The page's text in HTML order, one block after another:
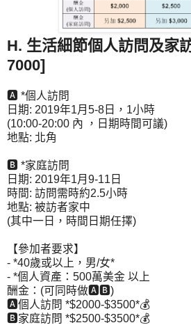
H. 生活細節個人訪問及家
7000]
🅰 *個人訪問
日期: 2019年1月5-8日，1小時
(10:00-20:00 內 ，日期時間可議)
地點: 北角
🅱 *家庭訪問
日期: 2019年1月9-11日
時間: 訪問需時約2.5小時
地點: 被訪者家中
(其中一日，時間日期任擇)
【參加者要求】
- *40歲或以上，男/女*
- *個人資產：500萬美金 以上
酬金：(可同時做🅰🅱)
🅰個人訪問 *$2000-$3500*💰
🅱家庭訪問 *$2500-$3500*💰